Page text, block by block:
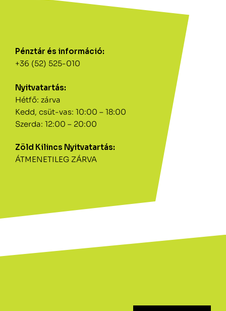
Pénztár és információ:
+36 (52) 525-010
Nyitvatartás:
Hétfő: zárva
Kedd, csüt-vas: 10:00 – 18:00
Szerda: 12:00 – 20:00
Zöld Kilincs Nyitvatartás:
ÁTMENETILEG ZÁRVA